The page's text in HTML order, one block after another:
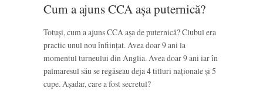
Cum a ajuns CCA așa puternică?
Totuși, cum a ajuns CCA așa de puternică? Clubul era
practic unul nou înființat. Avea doar 9 ani la
momentul turneului din Anglia. Avea doar 9 ani iar în
palmaresul său se regăseau deja 4 titluri naționale și 5
cupe. Așadar, care a fost secretul?